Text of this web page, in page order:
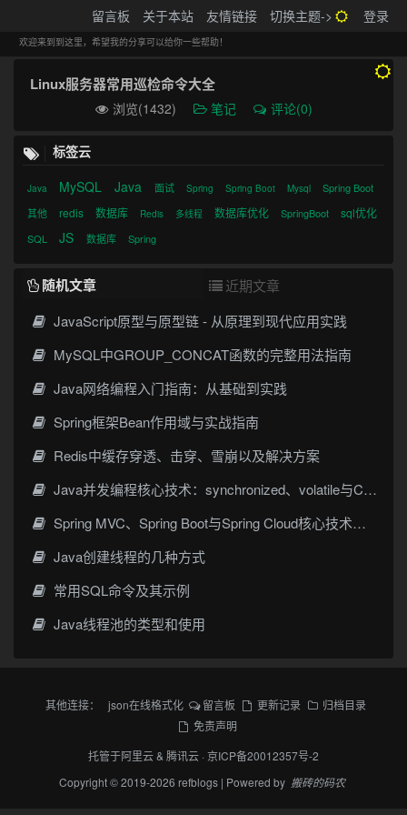
留言板 关于本站 友情链接 切换主题-> 登录
欢迎来到到这里，希望我的分享可以给你一些帮助！
Linux服务器常用巡检命令大全
浏览(1432) 笔记 评论(0)
标签云
Java MySQL Java 面试 Spring Spring Boot Mysql
Spring Boot
其他
redis 数据库 Redis 多线程 数据库优化 SpringBoot sql优化
SQL JS 数据库 Spring
随机文章
近期文章
JavaScript原型与原型链 - 从原理到现代应用实践
MySQL中GROUP_CONCAT函数的完整用法指南
Java网络编程入门指南：从基础到实践
Spring框架Bean作用域与实战指南
Redis中缓存穿透、击穿、雪崩以及解决方案
Java并发编程核心技术：synchronized、volatile与CAS
Spring MVC、Spring Boot与Spring Cloud核心技术对比与架构实践
Java创建线程的几种方式
常用SQL命令及其示例
Java线程池的类型和使用
其他连接： json在线格式化 留言板 更新记录
归档目录
免责声明
托管于阿里云& 腾讯云 ·京ICP备20012357号-2
Copyright © 2019-2026 refblogs | Powered by 搬砖的码农